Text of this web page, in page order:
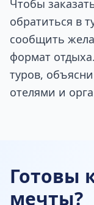
Чтобы
обратиться в
сообщить
формат
туров,
отелями и
Готовы
мечты?